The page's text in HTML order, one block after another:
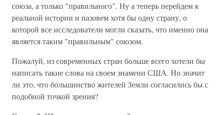
союза, а только "правильного". Ну а теперь перейдем к
реальной истории и назовем хотя бы одну страну, о
которой все исследователи могли сказать, что именно она
является таким "правильным" союзом.
Пожалуй, из современных стран больше всего хотели бы
написать такие слова на своем знамени США. Но значит
ли это, что большинство жителей Земли согласились бы с
подобной точкой зрения?